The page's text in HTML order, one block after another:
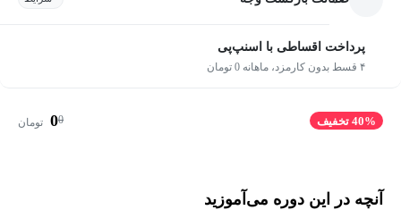
پرداخت اقساطی با اسنپ‌پی
۴ قسط بدون کارمزد، ماهانه 0 تومان
40% تخفیف 0
0 تومان
آنچه در این دوره می‌آموزید